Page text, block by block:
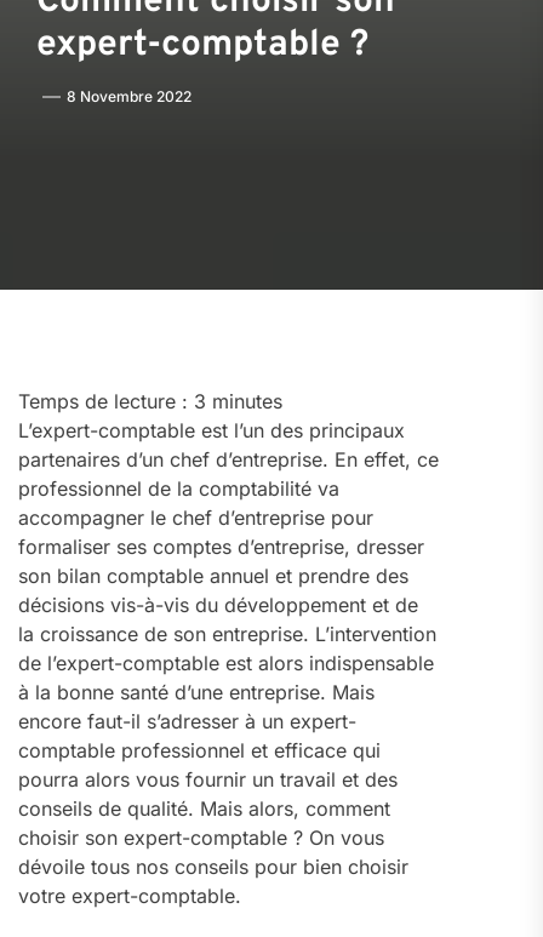
expert-comptable ?
8 Novembre 2022
Temps de lecture : 3 minutes
L’expert-comptable est l’un des principaux
partenaires d’un chef d’entreprise. En effet, ce
professionnel de la comptabilité va
accompagner le chef d’entreprise pour
formaliser ses comptes d’entreprise, dresser
son bilan comptable annuel et prendre des
décisions vis-à-vis du développement et de
la croissance de son entreprise. L’intervention
de l’expert-comptable est alors indispensable
à la bonne santé d’une entreprise. Mais
encore faut-il s’adresser à un expert-
comptable professionnel et efficace qui
pourra alors vous fournir un travail et des
conseils de qualité. Mais alors, comment
choisir son expert-comptable ? On vous
dévoile tous nos conseils pour bien choisir
votre expert-comptable.